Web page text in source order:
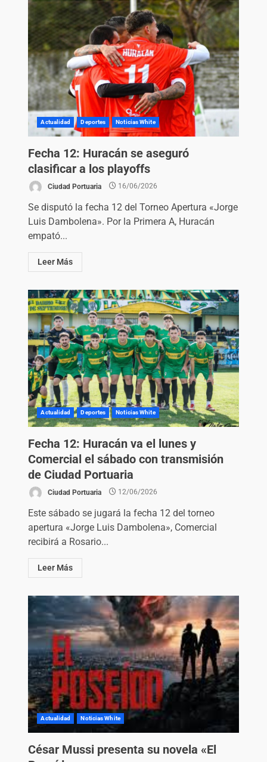
Actualidad Deportes Noticias White
Fecha 12: Huracán se aseguró
clasificar a los playoffs
Ciudad Portuaria 16/06/2026
Se disputó la fecha 12 del Torneo Apertura «Jorge
Luis Dambolena». Por la Primera A, Huracán
empató...
Leer Más
Actualidad Deportes Noticias White
Fecha 12: Huracán va el lunes y
Comercial el sábado con transmisión
de Ciudad Portuaria
Ciudad Portuaria 12/06/2026
Este sábado se jugará la fecha 12 del torneo
apertura «Jorge Luis Dambolena», Comercial
recibirá a Rosario...
Leer Más
Actualidad Noticias White
César Mussi presenta su novela «El